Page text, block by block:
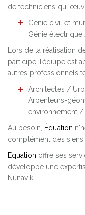
de techniciens qui
Génie civil et
Génie
Lors de la réalisation
participe, l’équipe est
autres professionnels
Architectes /
Arpenteurs-
environnement
Au besoin,
Équation
complément des siens.
Équation offre ses
développé une
Nunavik